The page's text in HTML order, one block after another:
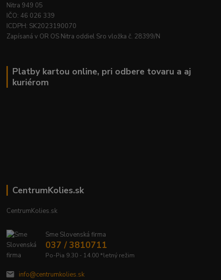
Nitra 949 05
IČO: 46 026 339
ICDPH: SK2023190070
Zapísaná v OR OS Nitra oddiel Sro vložka č. 28399/N
Platby kartou online, pri odbere tovaru a aj
kuriérom
CentrumKolies.sk
CentrumKolies.sk
Sme Slovenská firma
037 / 3810711
Po-Pia 9.30 - 14.00 *letný režim
info@centrumkolies.sk